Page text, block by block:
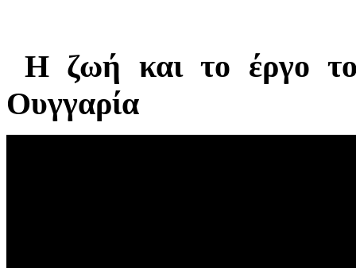
Η ζωή και το έργο
Ουγγαρία